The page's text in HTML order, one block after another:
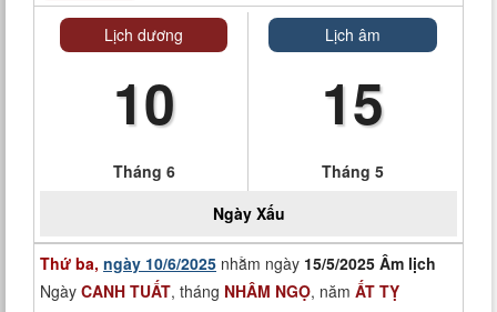
Lịch dương
10
Tháng 6
Lịch âm
15
Tháng 5
Ngày Xấu
Thứ ba, ngày 10/6/2025 nhằm ngày 15/5/2025 Âm lịch
Ngày CANH TUẤT, tháng NHÂM NGỌ, năm ẤT TỴ